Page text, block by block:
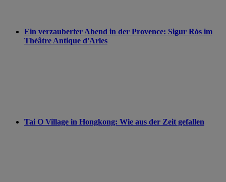
Ein verzauberter Abend in der Provence: Sigur Rós im
Théâtre Antique d'Arles
Tai O Village in Hongkong: Wie aus der Zeit gefallen